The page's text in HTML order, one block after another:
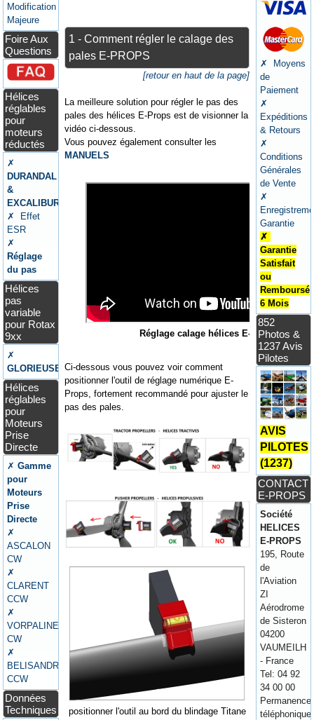
Modification
Majeure
Foire Aux
Questions
Hélices
réglables
pour
moteurs
réductés
✗
DURANDAL
&
EXCALIBUR
✗ Effet
ESR
✗
Réglage
du pas
Hélices
pas
variable
pour Rotax
9xx
✗
GLORIEUSE
Hélices
réglables
pour
Moteurs
Prise
Directe
✗Gamme
pour
Moteurs
Prise
Directe
✗
ASCALON
CW
✗
CLARENT
CCW
✗
VORPALINE
CW
✗
BELISANDRE
CCW
Données
Techniques
1 - Comment régler le calage des
pales E-PROPS
[retour en haut de la page]
La meilleure solution pour régler le pas des
pales des hélices E-Props est de visionner la
vidéo ci-dessous.
Vous pouvez également consulter les
MANUELS
Réglage calage hélices E-Props
Ci-dessous vous pouvez voir comment
positionner l'outil de réglage numérique E-
Props, fortement recommandé pour ajuster le
pas des pales.
positionner l'outil au bord du blindage Titane
✗ Moyens
de
Paiement
✗
Expéditions
& Retours
✗
Conditions
Générales
de Vente
✗
Garantie
✗
Garantie
Satisfait
ou
Remboursé
6 Mois
852
Photos &
1237 Avis
Pilotes
AVIS
PILOTES
(1237)
CONTACT
E-PROPS
Société
HELICES
E-PROPS
195, Route
de
l'Aviation
ZI
Aérodrome
de Sisteron
04200
VAUMEILH
- France
Tel: 04 92
34 00 00
Permanence
téléphonique